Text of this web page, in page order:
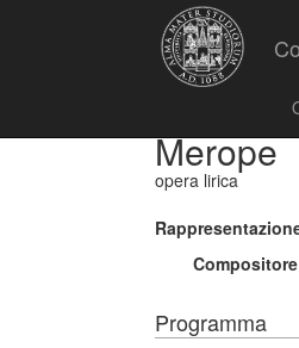
Merope
opera lirica
Programma